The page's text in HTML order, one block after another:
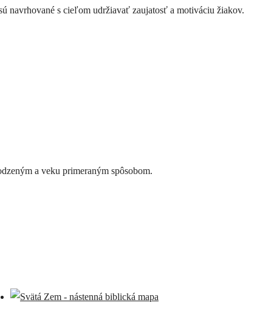
navrhované s cieľom udržiavať zaujatosť a motiváciu žiakov.
a veku primeraným spôsobom.